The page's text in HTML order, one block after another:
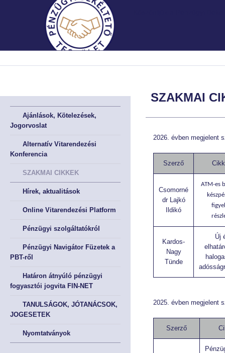
BEMUTATKOZÁS
A Testületről röviden
A Testület története
Irányadó szabályok
Müködési Rendünk
Éves Jelentéseink
SZERVEZET
Testület
Hivatal
BEMUTATKOZÁS
A Testületről röviden
A Testület története
Irányadó szabályok
Müködési Rendünk
Éves Jelentéseink
SZERVEZET
Testület
Hivatal
Ajánlások, Kötelezések,
Jogorvoslat
Alternatív Vitarendezési
Konferencia
SZAKMAI CIKKEK
Hírek, aktualitások
Online Vitarendezési Platform
Pénzügyi szolgáltatókról
Pénzügyi Navigátor Füzetek a
PBT-ről
Határon átnyúló pénzügyi
fogyasztói jogvita FIN-NET
TANULSÁGOK, JÓTANÁCSOK,
JOGESETEK
Nyomtatványok
SZAKMAI
2026. évben megjelent
Szerző
Csomorné
dr Lajkó
Ildikó
ATM-es
Kardos-
Nagy
Tünde
Új
2025. évben megjelent
Szerző